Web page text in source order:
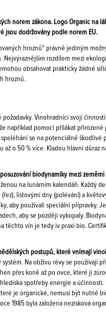
norem zákona. Logo Organic na
jsou dodržovány podle norem EU.
hroznů" právně jediným
Nejvýraznějším rozdílem mezi
obsahovat prakticky žádné
hroznů.
požadavky. Vinohradníci svojí
například pomoci přilákat
se na potenciálně
až o 50 % více. Kladou hlavní
biodynamiky mezi
na lunárním kalendáři. Každý
listovými dny (polévání) a
aby používali speciální přípravky.
aby se později vykopaly.
těchto vín je tedy iv praxi bio.
postupů, které vnímají
Na obživu révy se používají
přes koně až po ovce, které ji
spotřeby energie a
je organické, nemusí být nutně
1985 byla založena nezisková